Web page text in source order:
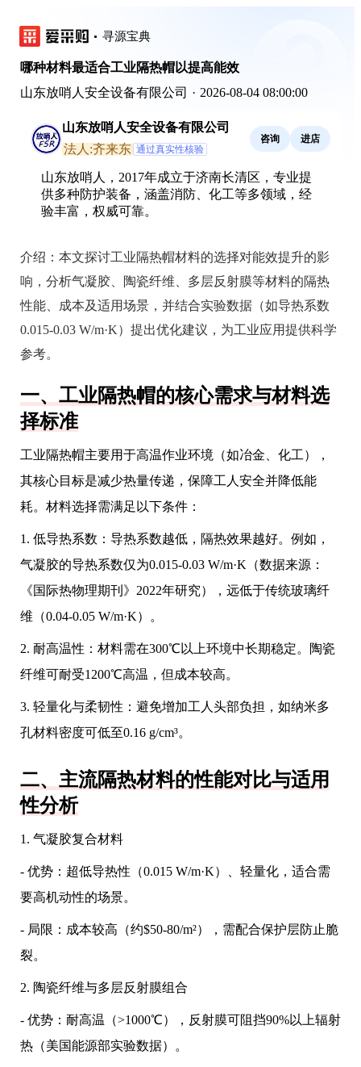
寻源宝典
哪种材料最适合工业隔热帽以提高能效
山东放哨人安全设备有限公司 · 2026-08-04 08:00:00
山东放哨人安全设备有限公司
法人:齐来东 通过真实性核验
咨询 进店
山东放哨人，2017年成立于济南长清区，专业提
供多种防护装备，涵盖消防、化工等多领域，经
验丰富，权威可靠。
介绍： 本文探讨工业隔热帽材料的选择对能效提升的影
响，分析气凝胶、陶瓷纤维、多层反射膜等材料的隔热
性能、成本及适用场景，并结合实验数据（如导热系数
0.015-0.03 W/m·K）提出优化建议，为工业应用提供科学
参考。
一、工业隔热帽的核心需求与材料选
择标准
工业隔热帽主要用于高温作业环境（如冶金、化工），
其核心目标是减少热量传递，保障工人安全并降低能
耗。材料选择需满足以下条件：
1. 低导热系数：导热系数越低，隔热效果越好。例如，
气凝胶的导热系数仅为0.015-0.03 W/m·K（数据来源：
《国际热物理期刊》2022年研究），远低于传统玻璃纤
维（0.04-0.05 W/m·K）。
2. 耐高温性：材料需在300℃以上环境中长期稳定。陶瓷
纤维可耐受1200℃高温，但成本较高。
3. 轻量化与柔韧性：避免增加工人头部负担，如纳米多
孔材料密度可低至0.16 g/cm³。
二、主流隔热材料的性能对比与适用
性分析
1. 气凝胶复合材料
- 优势：超低导热性（0.015 W/m·K）、轻量化，适合需
要高机动性的场景。
- 局限：成本较高（约$50-80/m²），需配合保护层防止脆
裂。
2. 陶瓷纤维与多层反射膜组合
- 优势：耐高温（>1000℃），反射膜可阻挡90%以上辐射
热（美国能源部实验数据）。